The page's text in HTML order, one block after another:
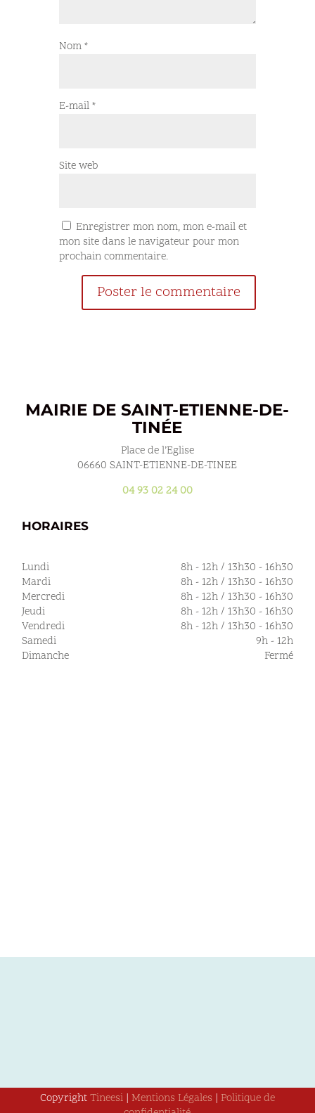
Nom*
E-mail*
Site web
Enregistrer mon nom, mon e-mail et
mon site dans le navigateur pour mon
prochain commentaire.
MAIRIE DE SAINT-ETIENNE-DE-
TINÉE
Place de l’Eglise
06660 SAINT-ETIENNE-DE-TINEE
04 93 02 24 00
HORAIRES
Lundi
8h - 12h / 13h30 - 16h30
Mardi
8h - 12h / 13h30 - 16h30
Mercredi
8h - 12h / 13h30 - 16h30
Jeudi
8h - 12h / 13h30 - 16h30
Vendredi
8h - 12h / 13h30 - 16h30
Samedi
9h - 12h
Dimanche
Fermé
CopyrightTineesi| Mentions Légales
Politique de